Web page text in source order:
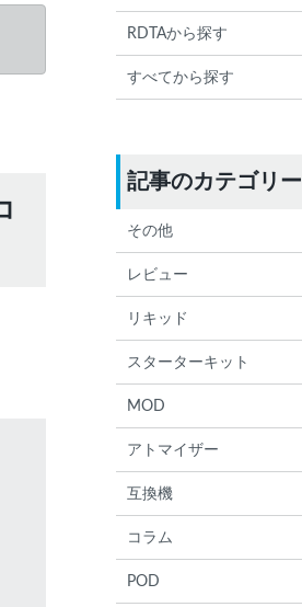
RDTAから探す
すべてから探す
記事のカテゴリー
その他
レビュー
リキッド
スターターキット
MOD
アトマイザー
互換機
コラム
POD
品がありません